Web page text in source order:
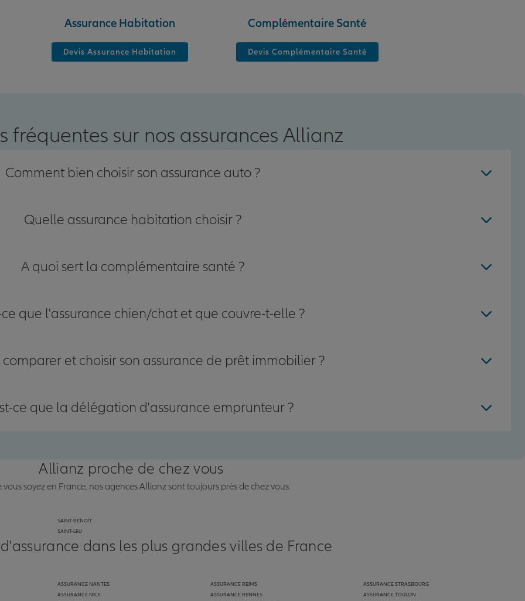
Assurance Habitation
Devis Assurance Habitation
Complémentaire Santé
Devis Complémentaire Santé
fréquentes sur nos assurances Allianz
Comment bien choisir son assurance auto ?
Quelle assurance habitation choisir ?
A quoi sert la complémentaire santé ?
que l'assurance chien/chat et que couvre-t-elle ?
et choisir son assurance de prêt immobilier ?
ce que la délégation d'assurance emprunteur ?
Allianz proche de chez vous
vous soyez en France, nos agences Allianz sont toujours près de chez vous.
SAINT-BENOÎT
SAINT-LEU
dans les plus grandes villes de France
ASSURANCE NANTES
ASSURANCE NICE
ASSURANCE REIMS
ASSURANCE RENNES
ASSURANCE STRASBOURG
ASSURANCE TOULON